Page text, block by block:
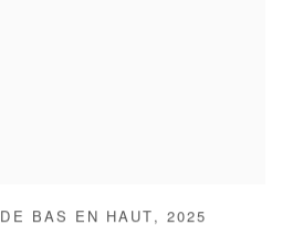
DE BAS EN HAUT , 2025